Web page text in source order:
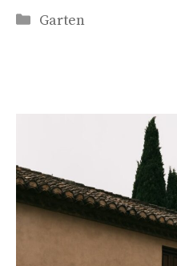
Kategorien
Garten